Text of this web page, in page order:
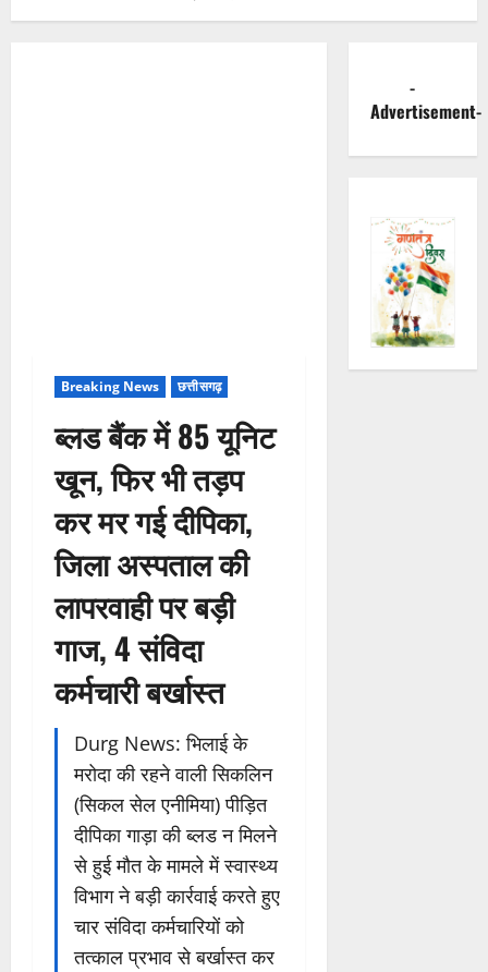
Breaking News छत्तीसगढ़
ब्लड बैंक में 85 यूनिट
खून, फिर भी तड़प
कर मर गई दीपिका,
जिला अस्पताल की
लापरवाही पर बड़ी
गाज, 4 संविदा
कर्मचारी बर्खास्त
Durg News: भिलाई के
मरोदा की रहने वाली सिकलिन
(सिकल सेल एनीमिया) पीड़ित
दीपिका गाड़ा की ब्लड न मिलने
से हुई मौत के मामले में स्वास्थ्य
विभाग ने बड़ी कार्रवाई करते हुए
चार संविदा कर्मचारियों को
तत्काल प्रभाव से बर्खास्त कर
-
Advertisement-